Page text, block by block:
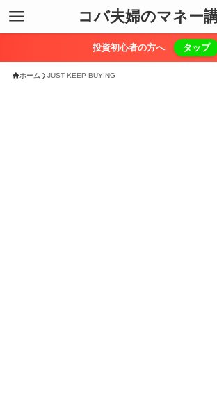
コバ夫婦のマネー
投資初心者の方へ タップ
ホーム JUST KEEP BUYING